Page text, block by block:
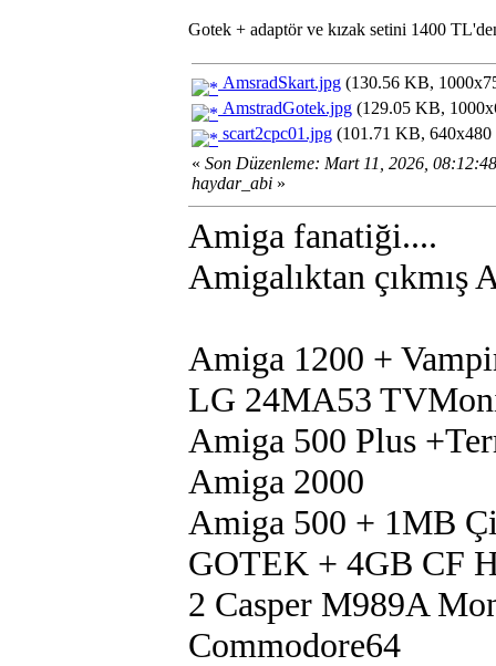
Gotek + adaptör ve kızak setini 1400
AmsradSkart.jpg (130.56 KB,
AmstradGotek.jpg (129.05 KB,
scart2cpc01.jpg (101.71 KB, 640x480
« Son Düzenleme: Mart 11, 2026,
haydar_abi »
Amiga fanatiği....
Amigalıktan çıkmış
Amiga 1200 +
LG 24MA53
Amiga 500 Plus
Amiga 2000
Amiga 500 + 1MB
GOTEK + 4GB CF
2 Casper M989A
Commodore64